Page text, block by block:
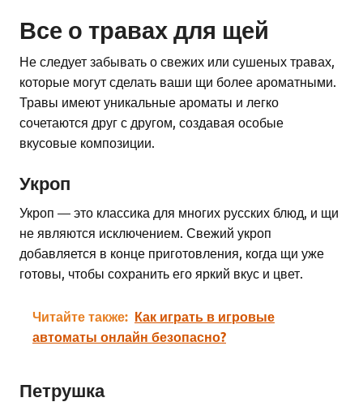
Все о травах для щей
Не следует забывать о свежих или сушеных травах,
которые могут сделать ваши щи более ароматными.
Травы имеют уникальные ароматы и легко
сочетаются друг с другом, создавая особые
вкусовые композиции.
Укроп
Укроп — это классика для многих русских блюд, и щи
не являются исключением. Свежий укроп
добавляется в конце приготовления, когда щи уже
готовы, чтобы сохранить его яркий вкус и цвет.
Читайте также: Как играть в игровые
автоматы онлайн безопасно?
Петрушка